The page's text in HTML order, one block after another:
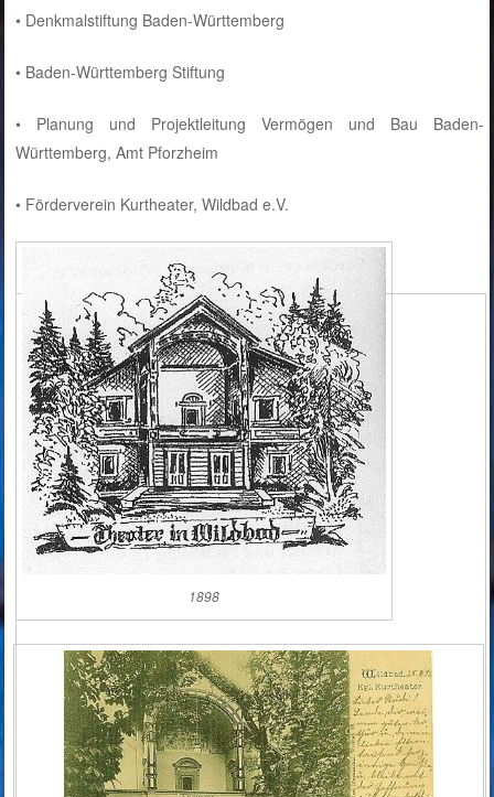
• Denkmalstiftung Baden-Württemberg
• Baden-Württemberg Stiftung
• Planung und Projektleitung Vermögen und Bau Baden-
Württemberg, Amt Pforzheim
• Förderverein Kurtheater, Wildbad e.V.
1898